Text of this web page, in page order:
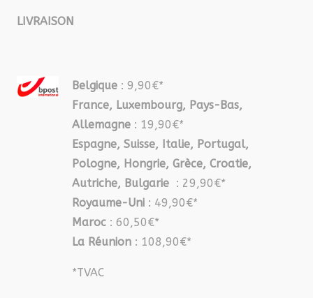
LIVRAISON
Belgique : 9,90€*
France, Luxembourg, Pays-Bas,
Allemagne : 19,90€*
Espagne, Suisse, Italie, Portugal,
Pologne, Hongrie, Grèce, Croatie,
Autriche, Bulgarie : 29,90€*
Royaume-Uni : 49,90€*
Maroc : 60,50€*
La Réunion : 108,90€*
*TVAC